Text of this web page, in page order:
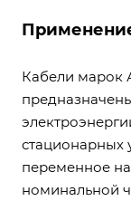
Кабели марок
стационарных
переменное
номинальной